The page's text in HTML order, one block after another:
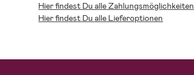
Hier findest Du alle Zahlungsmöglichkeiten
Hier findest Du alle Lieferoptionen